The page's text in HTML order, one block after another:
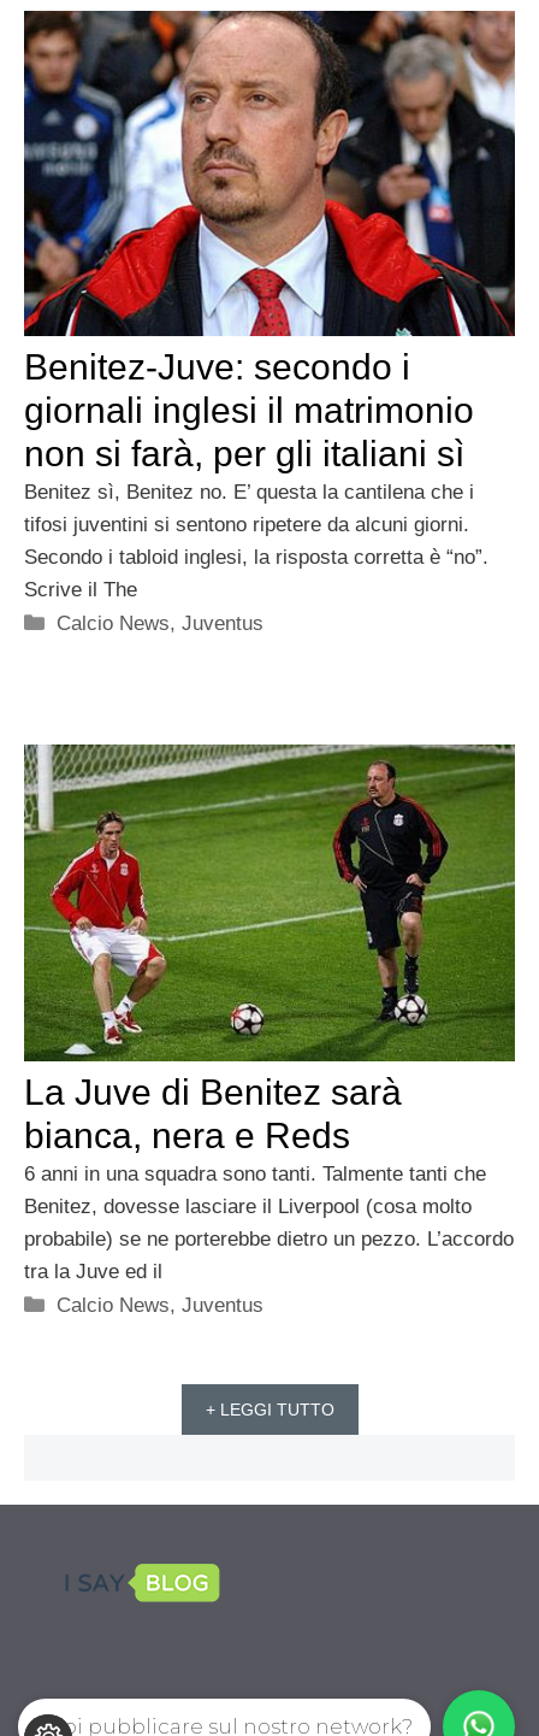
Benitez-Juve: secondo i
giornali inglesi il matrimonio
non si farà, per gli italiani sì
Benitez sì, Benitez no. E’ questa la cantilena che i
tifosi juventini si sentono ripetere da alcuni giorni.
Secondo i tabloid inglesi, la risposta corretta è “no”.
Scrive il The
Categorie
Calcio News,Juventus
La Juve di Benitez sarà
bianca, nera e Reds
6 anni in una squadra sono tanti. Talmente tanti che
Benitez, dovesse lasciare il Liverpool (cosa molto
probabile) se ne porterebbe dietro un pezzo. L’accordo
tra la Juve ed il
Categorie
Calcio News,Juventus
+ LEGGI TUTTO
Vuoi pubblicare sul nostro network?